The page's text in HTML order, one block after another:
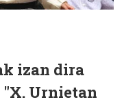
izan dira
Urnietan